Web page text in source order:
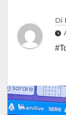
Di